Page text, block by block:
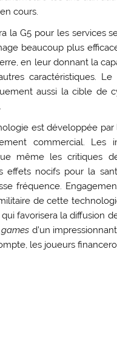
cours.
la G5 pour les services
beaucoup plus
en leur donnant la
caractéristiques.
aussi la cible de
est développée
commercial. Les
même les critiques
nocifs pour la
fréquence.
de cette
favorisera la diffusion
d’un
les joueurs